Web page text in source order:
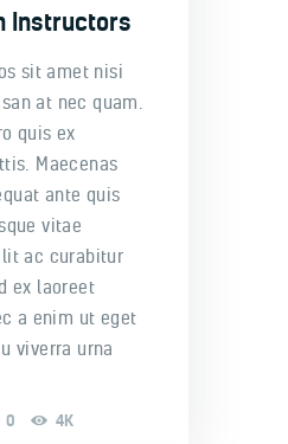
Instructors
sit amet nisi
at nec quam.
quis ex
Maecenas
ante quis
vitae
ac curabitur
ex laoreet
a enim ut eget
viverra urna
0 4K